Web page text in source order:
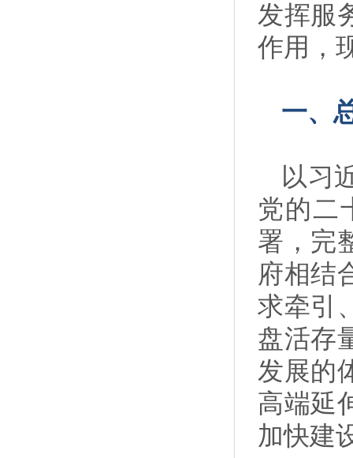
发挥服
作用，
一、
以习
党的二
署，完
府相结
求牵引
盘活存
发展的
高端延
加快建